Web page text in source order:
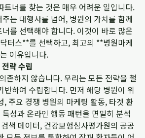
트너를 찾는 것은 매우 어려운 일입니다.
는 대행사를 넘어, 병원의 가치를 함께
를 선택해야 합니다. 이것이 바로 많은
터스**를 선택하고, 최고의 **병원마케
이유입니다.
략 수립
존하지 않습니다. 우리는 모든 전략을 철
반하여 수립합니다. 먼저 해당 병원이 위
, 주요 경쟁 병원의 마케팅 활동, 타겟 환
성과 온라인 행동 패턴을 면밀히 분석
색 데이터, 건강보험심사평가원의 공공